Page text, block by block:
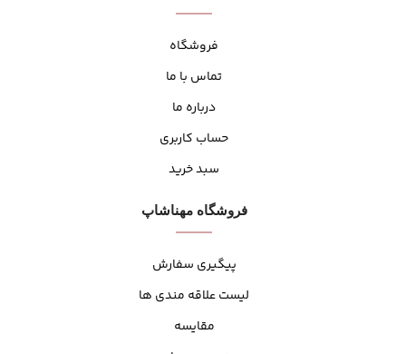
فروشگاه
تماس با ما
درباره ما
حساب کاربری
سبد خرید
فروشگاه مهنا‌شاپ
پیگیری سفارش
لیست علاقه مندی ها
مقایسه